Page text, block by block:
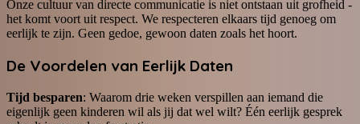
Onze cultuur van directe communicatie is niet ontstaan uit grofheid -
het komt voort uit respect. We respecteren elkaars tijd genoeg om
eerlijk te zijn. Geen gedoe, gewoon daten zoals het hoort.
De Voordelen van Eerlijk Daten
Tijd besparen: Waarom drie weken verspillen aan iemand die
eigenlijk geen kinderen wil als jij dat wel wilt? Één eerlijk gesprek